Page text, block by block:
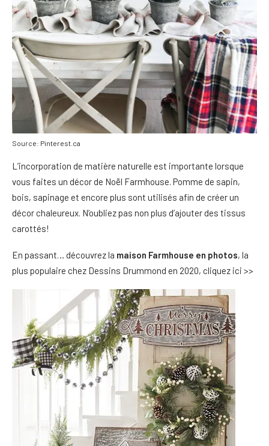
Source: Pinterest.ca
L’incorporation de matière naturelle est importante lorsque
vous faites un décor de Noël Farmhouse. Pomme de sapin,
bois, sapinage et encore plus sont utilisés afin de créer un
décor chaleureux. N’oubliez pas non plus d’ajouter des tissus
carottés!
En passant… découvrez la maison Farmhouse en photos, la
plus populaire chez Dessins Drummond en 2020, cliquez ici >>